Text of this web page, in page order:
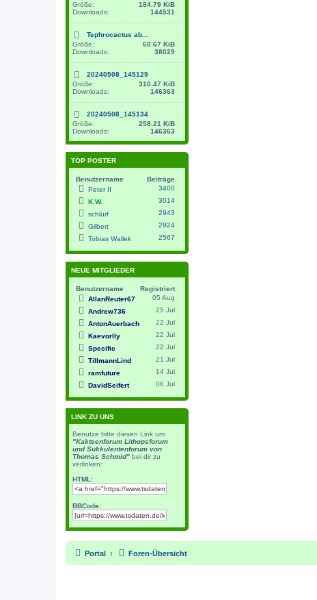
Größe:
184.79 KiB
Downloads:
144531
Tephrocactus ab...
Größe:
60.67 KiB
Downloads:
38029
20240508_145129
Größe:
310.47 KiB
Downloads:
146363
20240508_145134
Größe:
258.21 KiB
Downloads:
146363
TOP POSTER
Benutzername
Beiträge
Peter II
3400
K.W.
3014
schlurf
2943
Gilbert
2924
Tobias Wallek
2567
NEUE MITGLIEDER
Benutzername
Registriert
AllanReuter67
05 Aug
Andrew736
25 Jul
AntonAuerbach
22 Jul
Kaevorlly
22 Jul
Specific
22 Jul
TillmannLind
21 Jul
ramfuture
14 Jul
DavidSeifert
06 Jul
LINK ZU UNS
Benutze bitte diesen Link um
"Kakteenforum Lithopsforum
und Sukkulentenforum von
Thomas Schmid" bei dir zu
verlinken:
HTML:
BBCode:
Portal Foren-Übersicht